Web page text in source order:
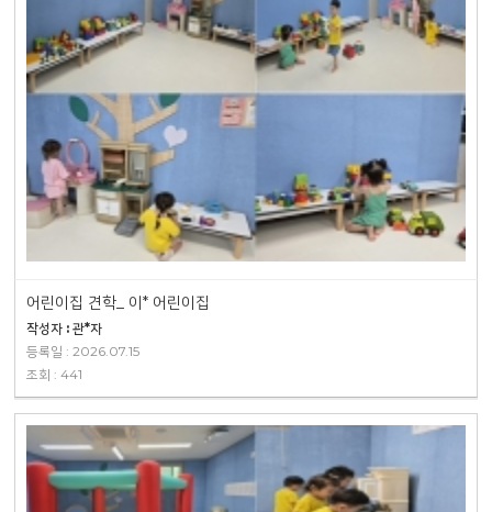
어린이집 견학_ 이* 어린이집
작성자 : 관*자
등록일 : 2026.07.15
조회 : 441